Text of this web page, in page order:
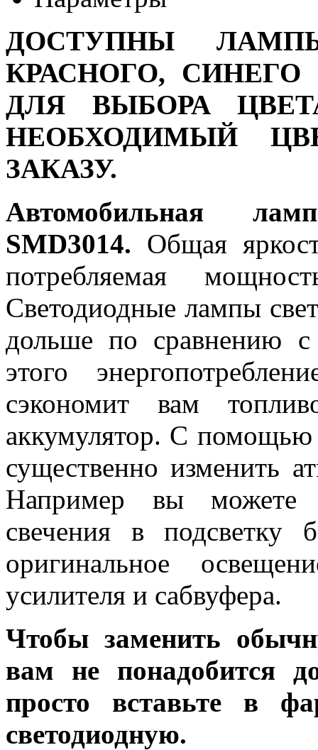
ДОСТУПНЫ
КРАСНОГО,
ДЛЯ ВЫБОРА
НЕОБХОДИМЫЙ
ЗАКАЗУ.
Автомобильная
SMD3014. Общая
потребляемая
Светодиодные лампы
дольше по сравнению
этого
сэкономит вам
аккумулятор. С
существенно изменить
Например вы можете
свечения в подсветку
оригинальное
усилителя и сабвуфера.
Чтобы заменить
вам не понадобится
просто вставьте в
светодиодную.